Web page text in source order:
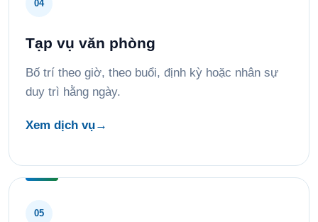
04
Tạp vụ văn phòng
Bố trí theo giờ, theo buổi, định kỳ hoặc nhân sự
duy trì hằng ngày.
Xem dịch vụ→
05